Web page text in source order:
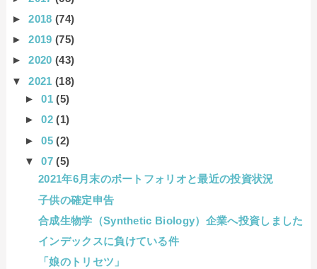
►2018(74)
►2019(75)
►2020(43)
▼2021(18)
►01(5)
►02(1)
►05(2)
▼07(5)
2021年6月末のポートフォリオと最近の投資状況
子供の確定申告
合成生物学（Synthetic Biology）企業へ投資しました
インデックスに負けている件
「娘のトリセツ」